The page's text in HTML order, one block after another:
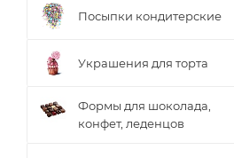
Посыпки кондитерские
Украшения для торта
Формы для шоколада,
конфет, леденцов